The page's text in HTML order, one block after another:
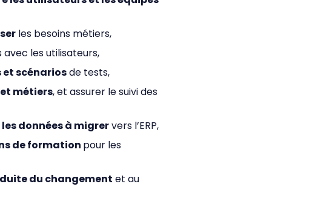
les besoins métiers,
les utilisateurs,
scénariosde tests,
métiers, et assurer le suivi des
données à migrervers l’ERP,
de formation pour les
du changement et au